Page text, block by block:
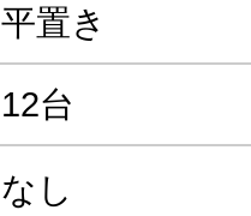
平置き
12台
なし